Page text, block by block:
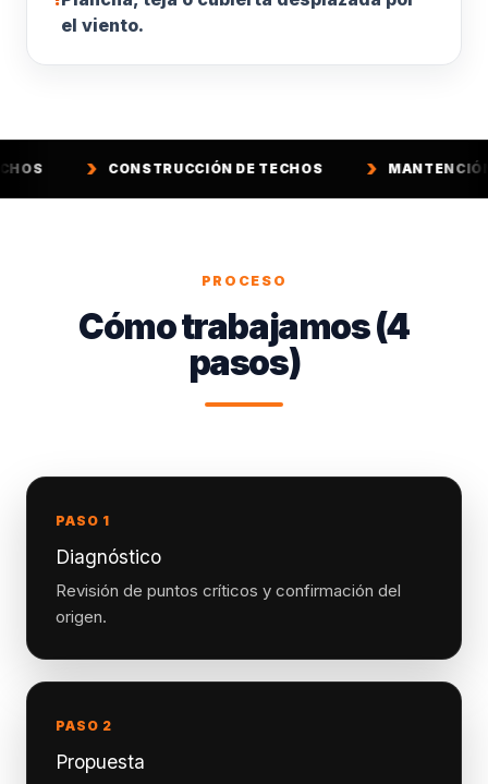
el viento.
CONSTRUCCIÓN DE TECHOS MANTENCIÓN DE TECHOS
PROCESO
Cómo trabajamos (4
pasos)
PASO 1
Diagnóstico
Revisión de puntos críticos y confirmación del
origen.
PASO 2
Propuesta